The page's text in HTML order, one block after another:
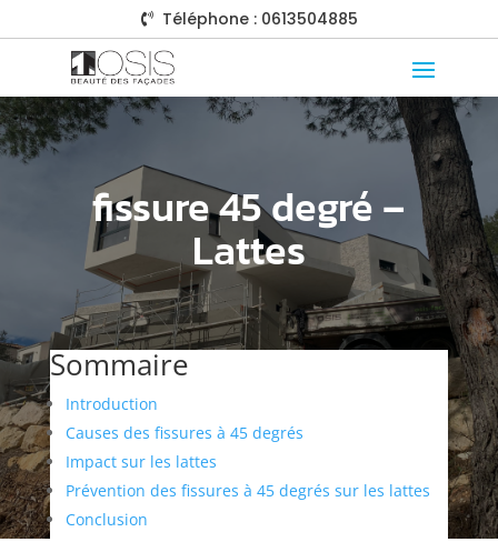
 Téléphone : 0613504885
fissure 45 degré –
Lattes
Sommaire
Introduction
Causes des fissures à 45 degrés
Impact sur les lattes
Prévention des fissures à 45 degrés sur les lattes
Conclusion